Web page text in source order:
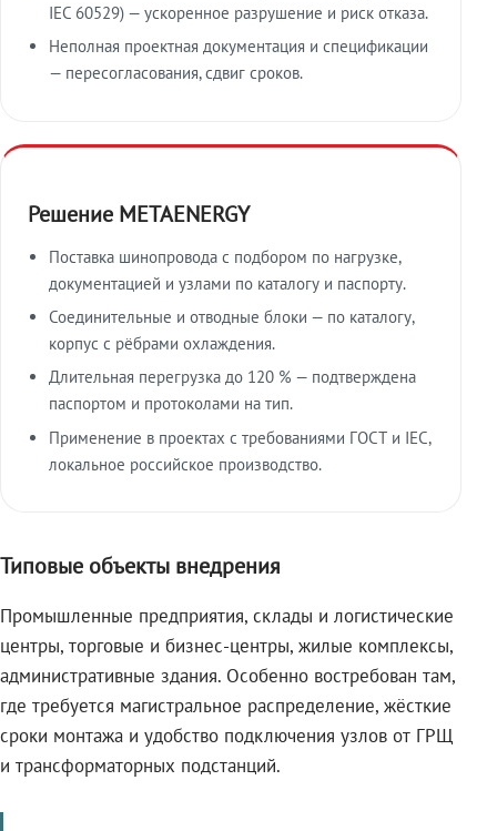
IEC 60529) — ускоренное разрушение и риск отказа.
Неполная проектная документация и спецификации
— пересогласования, сдвиг сроков.
Решение METAENERGY
Поставка шинопровода с подбором по нагрузке,
документацией и узлами по каталогу и паспорту.
Соединительные и отводные блоки — по каталогу,
корпус с рёбрами охлаждения.
Длительная перегрузка до 120 % — подтверждена
паспортом и протоколами на тип.
Применение в проектах с требованиями ГОСТ и IEC,
локальное российское производство.
Типовые объекты внедрения
Промышленные предприятия, склады и логистические
центры, торговые и бизнес-центры, жилые комплексы,
административные здания. Особенно востребован там,
где требуется магистральное распределение, жёсткие
сроки монтажа и удобство подключения узлов от ГРЩ
и трансформаторных подстанций.